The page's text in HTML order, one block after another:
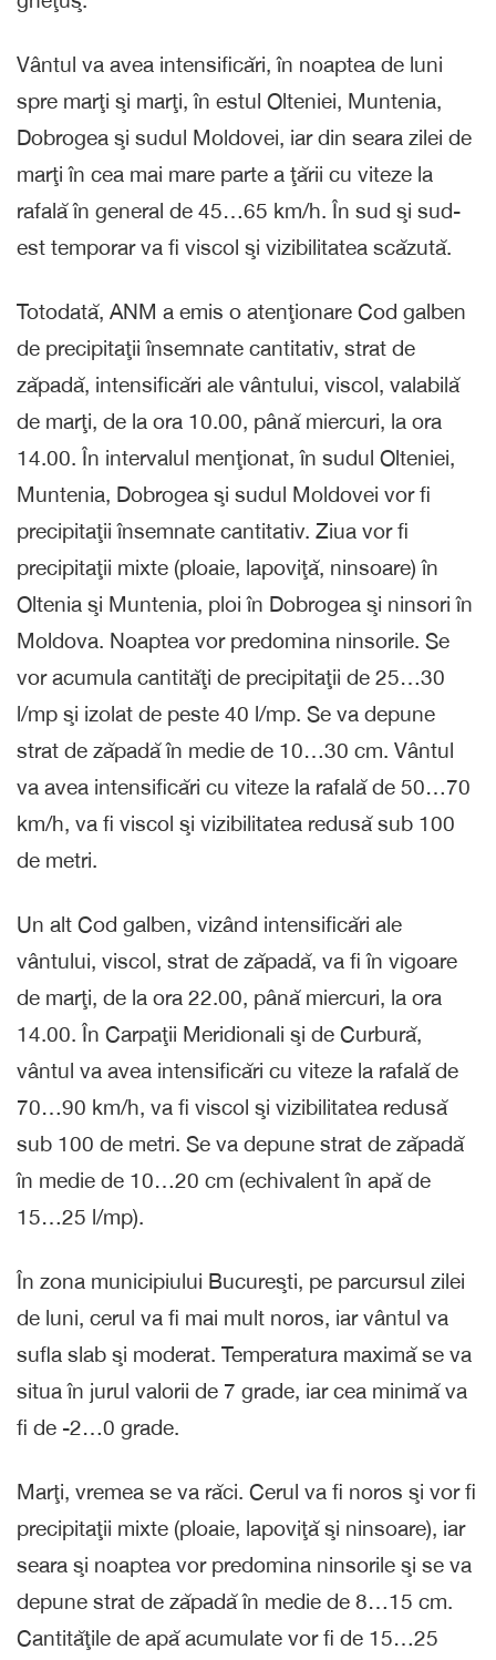
Vântul va avea intensificări, în noaptea de luni
spre marţi şi marţi, în estul Olteniei, Muntenia,
Dobrogea şi sudul Moldovei, iar din seara zilei de
marţi în cea mai mare parte a ţării cu viteze la
rafală în general de 45…65 km/h. În sud şi sud-
est temporar va fi viscol şi vizibilitatea scăzută.
Totodată, ANM a emis o atenţionare Cod galben
de precipitaţii însemnate cantitativ, strat de
zăpadă, intensificări ale vântului, viscol, valabilă
de marţi, de la ora 10.00, până miercuri, la ora
14.00. În intervalul menţionat, în sudul Olteniei,
Muntenia, Dobrogea şi sudul Moldovei vor fi
precipitaţii însemnate cantitativ. Ziua vor fi
precipitaţii mixte (ploaie, lapoviţă, ninsoare) în
Oltenia şi Muntenia, ploi în Dobrogea şi ninsori în
Moldova. Noaptea vor predomina ninsorile. Se
vor acumula cantităţi de precipitaţii de 25…30
l/mp şi izolat de peste 40 l/mp. Se va depune
strat de zăpadă în medie de 10…30 cm. Vântul
va avea intensificări cu viteze la rafală de 50…70
km/h, va fi viscol şi vizibilitatea redusă sub 100
de metri.
Un alt Cod galben, vizând intensificări ale
vântului, viscol, strat de zăpadă, va fi în vigoare
de marţi, de la ora 22.00, până miercuri, la ora
14.00. În Carpaţii Meridionali şi de Curbură,
vântul va avea intensificări cu viteze la rafală de
70…90 km/h, va fi viscol şi vizibilitatea redusă
sub 100 de metri. Se va depune strat de zăpadă
în medie de 10…20 cm (echivalent în apă de
15…25 l/mp).
În zona municipiului Bucureşti, pe parcursul zilei
de luni, cerul va fi mai mult noros, iar vântul va
sufla slab şi moderat. Temperatura maximă se va
situa în jurul valorii de 7 grade, iar cea minimă va
fi de -2…0 grade.
Marţi, vremea se va răci. Cerul va fi noros şi vor fi
precipitaţii mixte (ploaie, lapoviţă şi ninsoare), iar
seara şi noaptea vor predomina ninsorile şi se va
depune strat de zăpadă în medie de 8…15 cm.
Cantităţile de apă acumulate vor fi de 15…25